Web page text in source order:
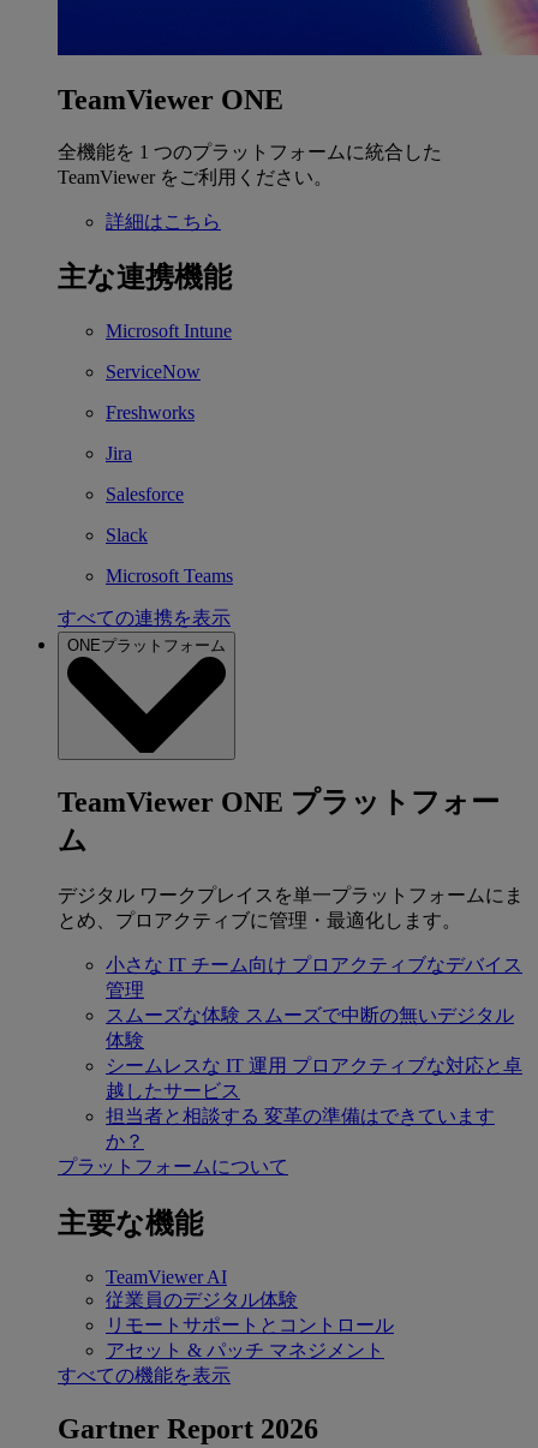
TeamViewer ONE
全機能を 1 つのプラットフォームに統合した
TeamViewer をご利用ください。
詳細はこちら
主な連携機能
Microsoft Intune
ServiceNow
Freshworks
Jira
Salesforce
Slack
Microsoft Teams
すべての連携を表示
ONEプラットフォーム
TeamViewer ONE プラットフォー
ム
デジタル ワークプレイスを単一プラットフォームにま
とめ、プロアクティブに管理・最適化します。
小さな IT チーム向け プロアクティブなデバイス
管理
スムーズな体験 スムーズで中断の無いデジタル
体験
シームレスな IT 運用 プロアクティブな対応と卓
越したサービス
担当者と相談する 変革の準備はできています
か？
プラットフォームについて
主要な機能
TeamViewer AI
従業員のデジタル体験
リモートサポートとコントロール
アセット & パッチ マネジメント
すべての機能を表示
Gartner Report 2026